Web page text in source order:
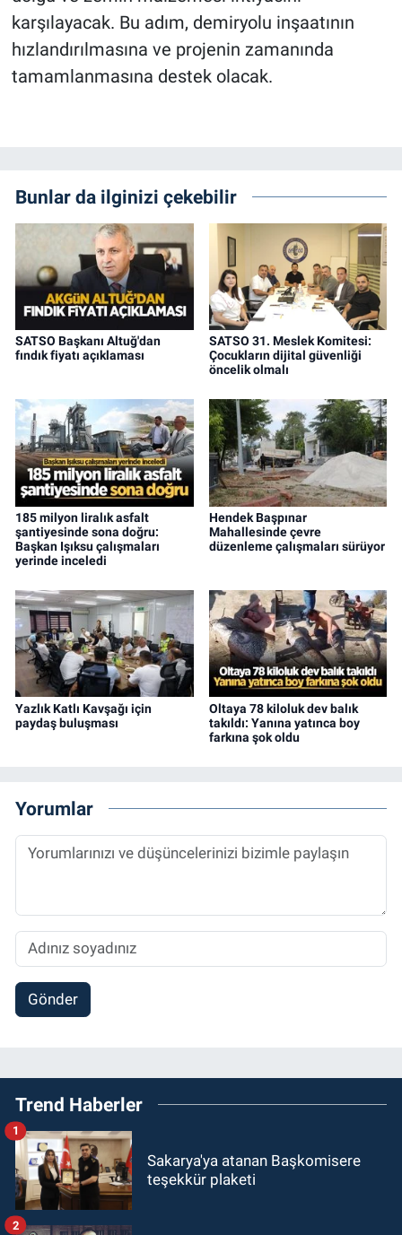
karşılayacak. Bu adım, demiryolu inşaatının
hızlandırılmasına ve projenin zamanında
tamamlanmasına destek olacak.
Bunlar da ilginizi çekebilir
SATSO Başkanı Altuğ'dan
fındık fiyatı açıklaması
SATSO 31. Meslek Komitesi:
Çocukların dijital güvenliği
öncelik olmalı
185 milyon liralık asfalt
şantiyesinde sona doğru:
Başkan Işıksu çalışmaları
yerinde inceledi
Hendek Başpınar
Mahallesinde çevre
düzenleme çalışmaları sürüyor
Yazlık Katlı Kavşağı için
paydaş buluşması
Oltaya 78 kiloluk dev balık
takıldı: Yanına yatınca boy
farkına şok oldu
Yorumlar
Gönder
Trend Haberler
Sakarya'ya atanan Başkomisere
teşekkür plaketi
1
2